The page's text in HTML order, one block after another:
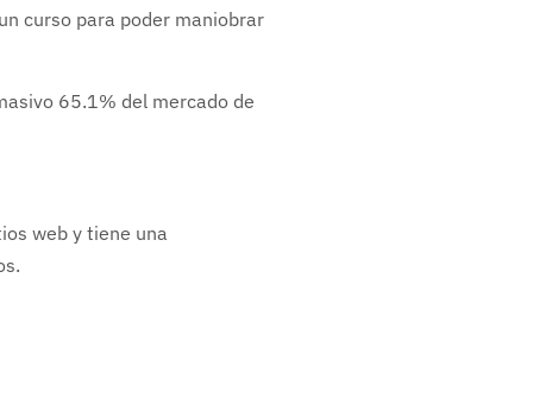
curso para poder maniobrar
65.1% del mercado de
web y tiene una